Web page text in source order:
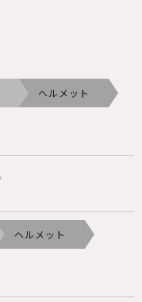
ヘルメット
ヘルメット